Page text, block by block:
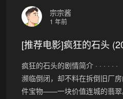
宗宗酱
1 年前
[推荐电影]疯狂的石头
疯狂的石头的剧情简介 · · · ·
濒临倒闭，却不料在拆倒旧厂
件宝物——一块价值连城的翡